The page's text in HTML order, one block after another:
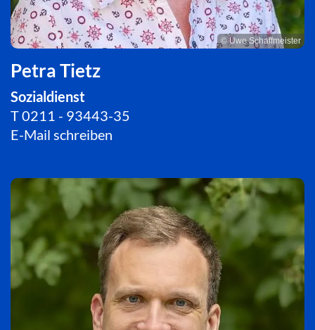
© Uwe Schaffmeister
Petra Tietz
Sozialdienst
T0211 - 93443-35
E-Mail schreiben